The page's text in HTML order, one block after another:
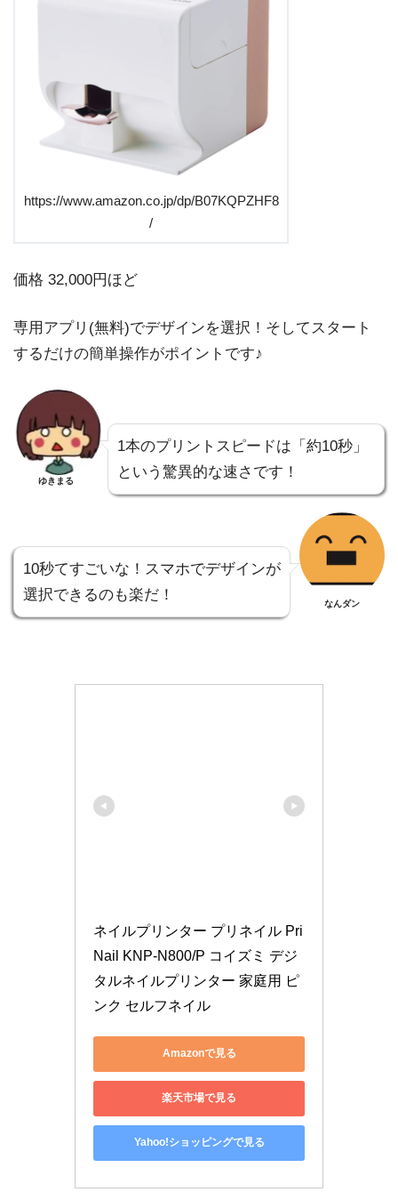
https://www.amazon.co.jp/dp/B07KQPZHF8
/
価格 32,000円ほど
専用アプリ(無料)でデザインを選択！そしてスタート
するだけの簡単操作がポイントです♪
ゆきまる
1本のプリントスピードは「約10秒」
という驚異的な速さです！
10秒てすごいな！スマホでデザインが
選択できるのも楽だ！
なんダン
ネイルプリンター プリネイル Pri
Nail KNP-N800/P コイズミ デジ
タルネイルプリンター 家庭用 ピ
ンク セルフネイル
Amazonで見る
楽天市場で見る
Yahoo!ショッピングで見る